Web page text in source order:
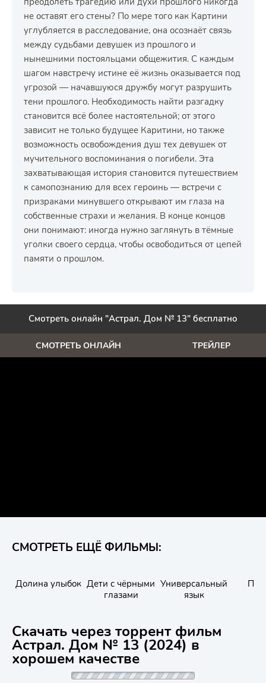
не оставят его стены? По мере того как Картини
углубляется в расследование, она осознаёт связь
между судьбами девушек из прошлого и
нынешними постояльцами общежития. С каждым
шагом навстречу истине её жизнь оказывается под
угрозой — начавшуюся дружбу могут разрушить
тени прошлого. Необходимость найти разгадку
становится всё более настоятельной; от этого
зависит не только будущее Каритини, но также
возможность освобождения душ тех девушек от
мучительного воспоминания о погибели. Эта
захватывающая история становится путешествием
к самопознанию для всех героинь — встречи с
призраками минувшего открывают им глаза на
собственные страхи и желания. В конце концов
они понимают: иногда нужно заглянуть в тёмные
уголки своего сердца, чтобы освободиться от цепей
памяти о прошлом.
Смотреть онлайн "Астрал. Дом № 13" бесплатно
СМОТРЕТЬ ОНЛАЙН ТРЕЙЛЕР
СМОТРЕТЬ ЕЩЁ ФИЛЬМЫ:
Долина улыбок Дети с чёрными
глазами
Универсальный
язык
Скачать через торрент фильм
Астрал. Дом № 13 (2024) в
хорошем качестве